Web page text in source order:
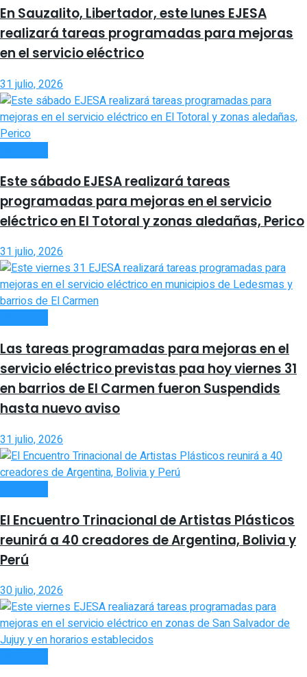
En Sauzalito, Libertador, este lunes EJESA
realizará tareas programadas para mejoras
en el servicio eléctrico
31 julio, 2026
Este sábado EJESA realizará tareas
programadas para mejoras en el servicio
eléctrico en El Totoral y zonas aledañas, Perico
31 julio, 2026
Las tareas programadas para mejoras en el
servicio eléctrico previstas paa hoy viernes 31
en barrios de El Carmen fueron Suspendids
hasta nuevo aviso
31 julio, 2026
El Encuentro Trinacional de Artistas Plásticos
reunirá a 40 creadores de Argentina, Bolivia y
Perú
30 julio, 2026